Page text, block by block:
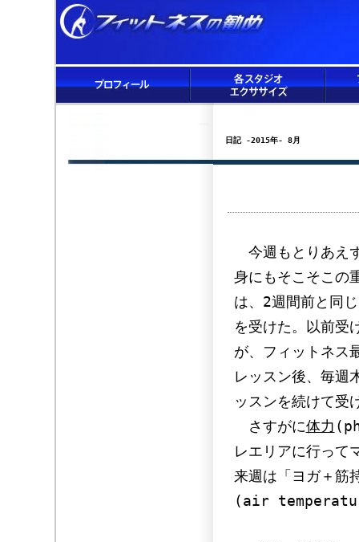
日記 -2015年- 8月
今週もとりあえ
身にもそこそこの
は、2週間前と同
を受けた。以前受
が、フィットネス
レッスン後、毎週
ッスンを続けて受
さすがに体力
レエリアに行って
来週は「ヨガ＋筋
(air